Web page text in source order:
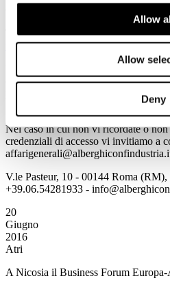
Allow
Allow
Deny
Tutte le informazioni sono
www.alberghiconfindustria.it
cliccando direttamente sulla notizia
prima volta salvare Username e
Nel caso in cui non vi ricordate o
credenziali di accesso vi invitiamo a
V.le Pasteur, 10 - 00144 Roma
+39.06.54281933 -
20
Giugno
2016
Atri
A Nicosia il Business Forum